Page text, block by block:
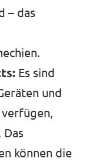
– das
Es sind
und
können die